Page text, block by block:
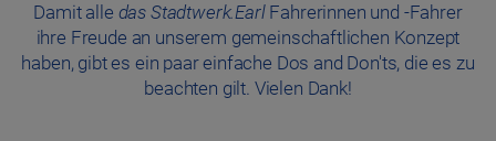
Damit alle das Stadtwerk.EarlFahrerinnen und -Fahrer
ihre Freude an unserem gemeinschaftlichen Konzept
haben, gibt es ein paar einfache Dos and Don'ts, die es zu
beachten gilt. Vielen Dank!